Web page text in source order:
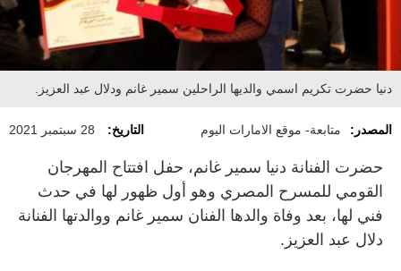
دنيا حضرت تكريم اسمي والديها الراحلين سمير غانم ودلال عبد العزيز.
المصدر: متابعة- موقع الامارات اليوم التاريخ: 28 سبتمبر 2021
حضرت الفنانة دنيا سمير غانم، حفل افتتاح المهرجان
القومي للمسرح المصري وهو أول ظهور لها في حدث
فني لها، بعد وفاة والدها الفنان سمير غانم ووالدتها الفنانة
دلال عبد العزيز.